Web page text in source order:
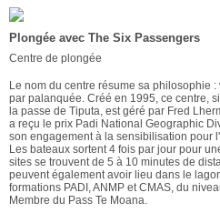
Plongée avec The Six Passengers
Centre de plongée
Le nom du centre résume sa philosophie
par palanquée. Créé en 1995, ce centre,
la passe de Tiputa, est géré par Fred
a reçu le prix Padi National Geographic
son engagement à la sensibilisation pour
Les bateaux sortent 4 fois par jour pour
sites se trouvent de 5 à 10 minutes de
peuvent également avoir lieu dans le
formations PADI, ANMP et CMAS, du
Membre du Pass Te Moana.